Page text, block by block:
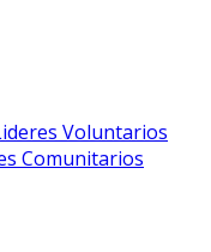
Voluntarios
Comunitarios